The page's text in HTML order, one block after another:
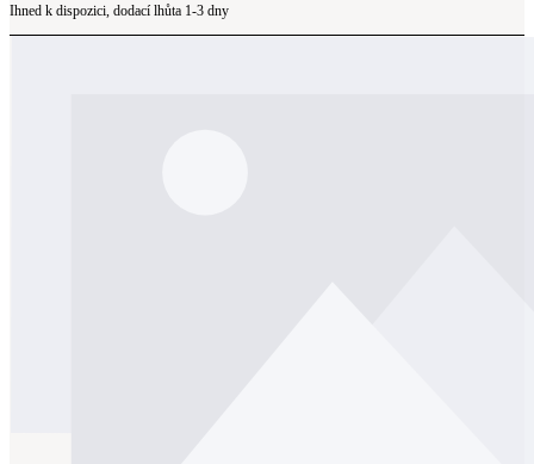
Ihned k dispozici, dodací lhůta 1-3 dny